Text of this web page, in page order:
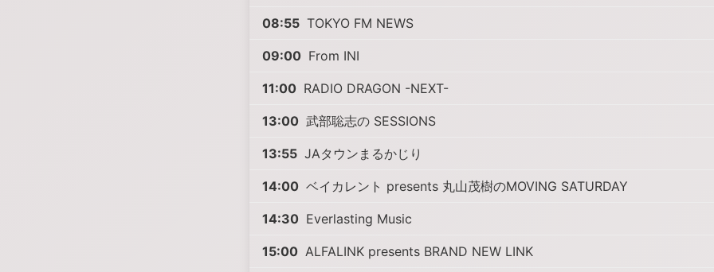
08:55 TOKYO FM NEWS
09:00 From INI
11:00 RADIO DRAGON -NEXT-
13:00 武部聡志の SESSIONS
13:55 JAタウンまるかじり
14:00 ベイカレント presents 丸山茂樹のMOVING SATURDAY
14:30 Everlasting Music
15:00 ALFALINK presents BRAND NEW LINK